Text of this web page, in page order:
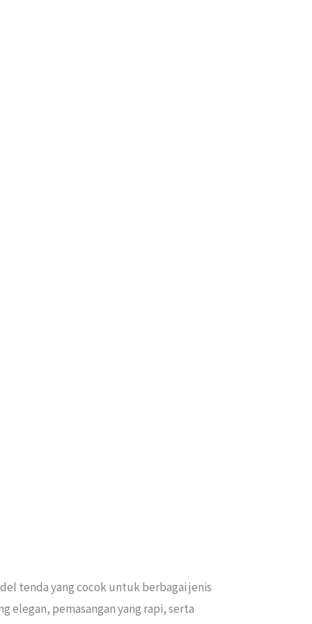
tenda yang cocok untuk berbagai jenis
elegan, pemasangan yang rapi, serta